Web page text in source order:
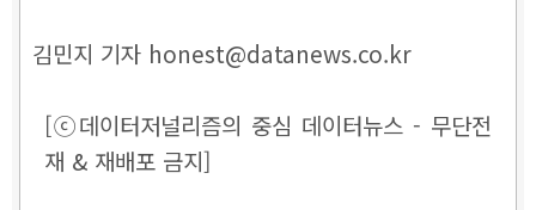
김민지 기자 honest@datanews.co.kr
[ⓒ데이터저널리즘의 중심 데이터뉴스 - 무단전
재 & 재배포 금지]